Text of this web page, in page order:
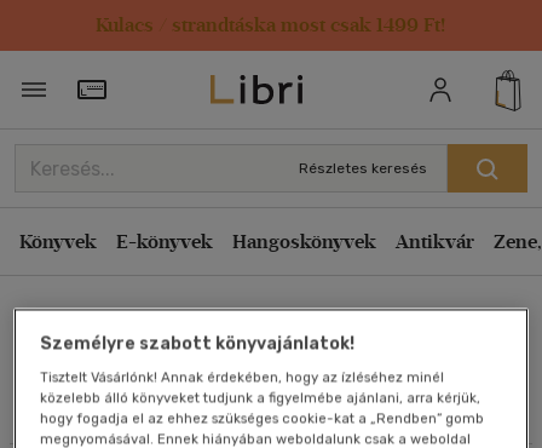
Kulacs / strandtáska most csak 1499 Ft!
Törzsvásárlói Kártya adatai
Részletes keresés
Könyvek E-könyvek Hangoskönyvek Antikvár
Művei
Rendezés
Kiadás éve szerint csökkenő
Ár szerint csökkenő
Eladott darabszám szerint csökkenő
Eladott darabszám szerint növekvő
Cím szerint A-Z
Szerző szerint A-Z
Személyre szabott könyvajánlatok!
Tisztelt Vásárlónk! Annak érdekében, hogy az ízléséhez minél
közelebb álló könyveket tudjunk a figyelmébe ajánlani, arra kérjük,
hogy fogadja el az ehhez szükséges cookie-kat a „Rendben” gomb
megnyomásával. Ennek hiányában weboldalunk csak a weboldal